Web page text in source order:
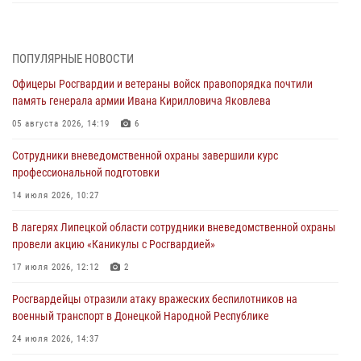
04 августа 2026, 09:05
Росгвардия обеспечила безопасность граждан на праздновании
Дня ВДВ в Липецке
03 августа 2026, 13:43
Росгвардейцы обеспечили безопасность граждан в День Лев-
Толстовского района
03 августа 2026, 13:41
Росгвардия противодействует БПЛА ВСУ на южном направлении
(видео)
03 августа 2026, 13:39
ПОПУЛЯРНЫЕ НОВОСТИ
Офицеры Росгвардии и ветераны войск правопорядка почтили
память генерала армии Ивана Кирилловича Яковлева
05 августа 2026, 14:19 6
Сотрудники вневедомственной охраны завершили курс
профессиональной подготовки
14 июля 2026, 10:27
В лагерях Липецкой области сотрудники вневедомственной охраны
провели акцию «Каникулы с Росгвардией»
17 июля 2026, 12:12 2
Росгвардейцы отразили атаку вражеских беспилотников на
военный транспорт в Донецкой Народной Республике
24 июля 2026, 14:37